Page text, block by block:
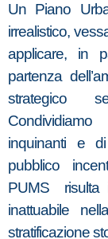
Un Piano
irrealistico,
applicare, in
partenza
strategico
inquinanti e
pubblico
PUMS risulta
inattuabile
stratificazione